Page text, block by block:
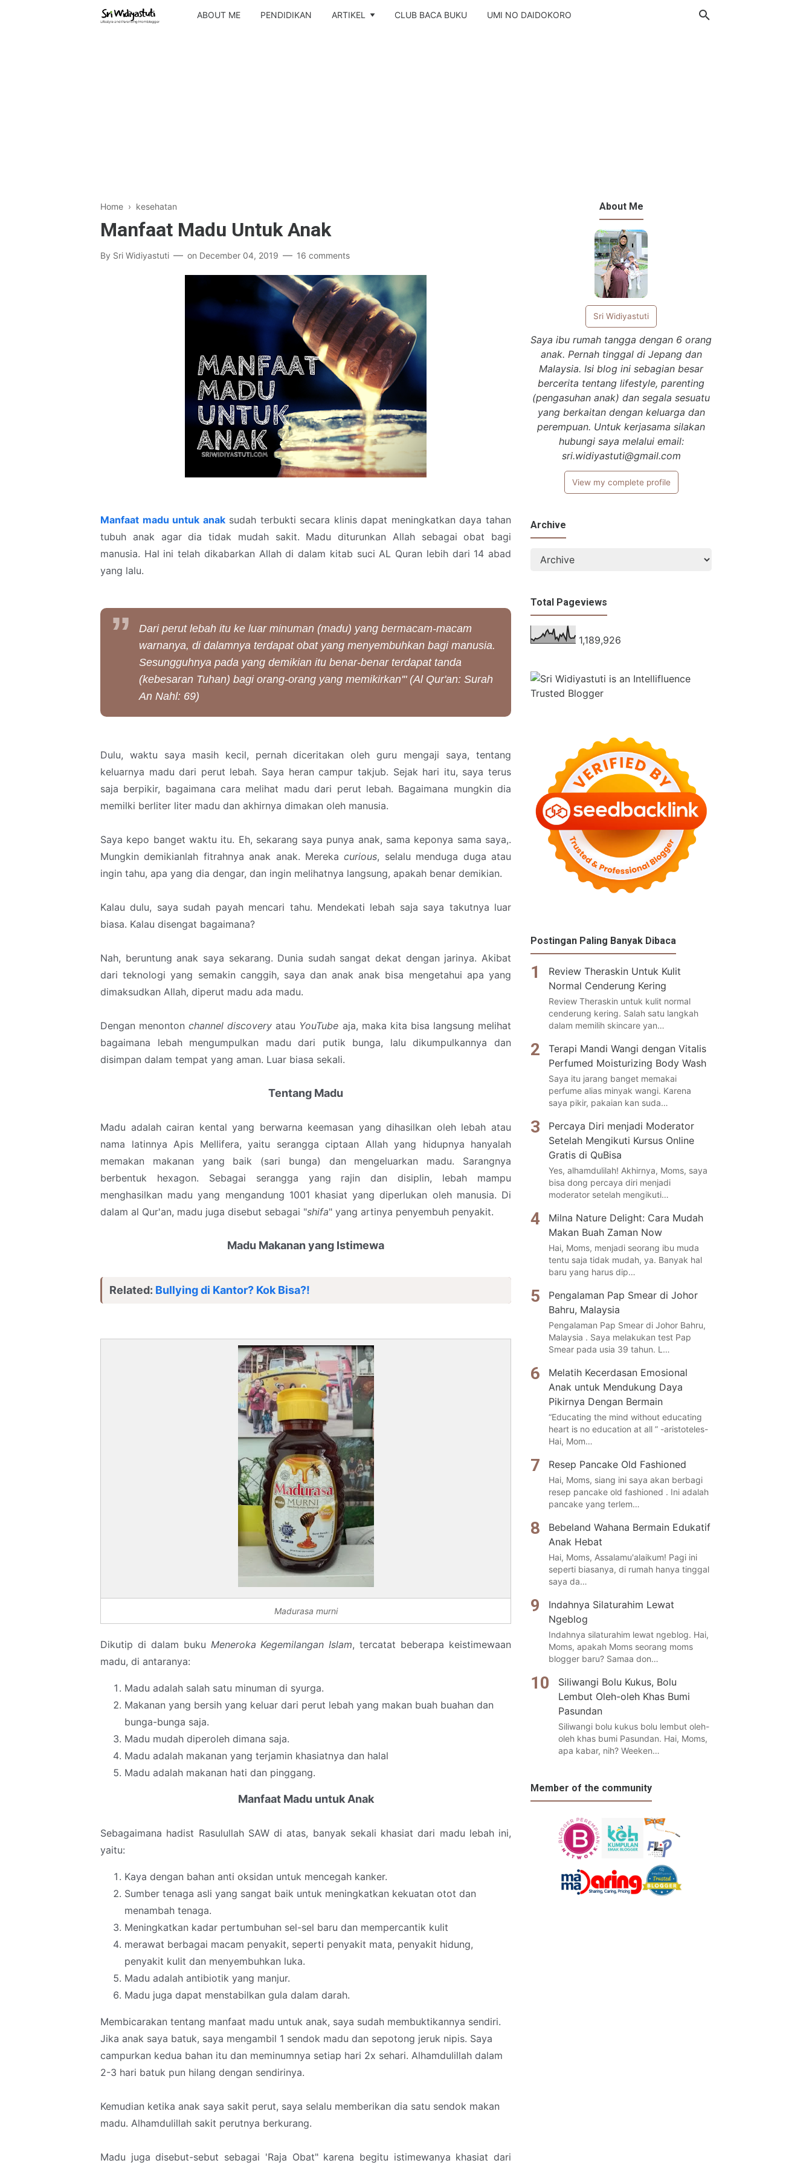
ABOUT ME PENDIDIKAN ARTIKEL CLUB BACA BUKU UMI NO DAIDOKORO
Home › kesehatan
Manfaat Madu Untuk Anak
By Sri Widiyastuti on December 04, 2019 16 comments
Manfaat madu untuk anaksudah terbukti secara klinis dapat meningkatkan daya tahan
tubuh anak agar dia tidak mudah sakit. Madu diturunkan Allah sebagai obat bagi
manusia. Hal ini telah dikabarkan Allah di dalam kitab suci AL Quran lebih dari 14 abad
yang lalu.
Dari perut lebah itu ke luar minuman (madu) yang bermacam-macam
warnanya, di dalamnya terdapat obat yang menyembuhkan bagi manusia.
Sesungguhnya pada yang demikian itu benar-benar terdapat tanda
(kebesaran Tuhan) bagi orang-orang yang memikirkan'" (Al Qur'an: Surah
An Nahl: 69)
Dulu, waktu saya masih kecil, pernah diceritakan oleh guru mengaji saya, tentang
keluarnya madu dari perut lebah. Saya heran campur takjub. Sejak hari itu, saya terus
saja berpikir, bagaimana cara melihat madu dari perut lebah. Bagaimana mungkin dia
memilki berliter liter madu dan akhirnya dimakan oleh manusia.
Saya kepo banget waktu itu. Eh, sekarang saya punya anak, sama keponya sama saya,.
Mungkin demikianlah fitrahnya anak anak. Merekacurious, selalu menduga duga atau
ingin tahu, apa yang dia dengar, dan ingin melihatnya langsung, apakah benar demikian.
Kalau dulu, saya sudah payah mencari tahu. Mendekati lebah saja saya takutnya luar
biasa. Kalau disengat bagaimana?
Nah, beruntung anak saya sekarang. Dunia sudah sangat dekat dengan jarinya. Akibat
dari teknologi yang semakin canggih, saya dan anak anak bisa mengetahui apa yang
dimaksudkan Allah, diperut madu ada madu.
Dengan menontonchannel discovery atau YouTube aja, maka kita bisa langsung melihat
bagaimana lebah mengumpulkan madu dari putik bunga, lalu dikumpulkannya dan
disimpan dalam tempat yang aman. Luar biasa sekali.
Tentang Madu
Madu adalah cairan kental yang berwarna keemasan yang dihasilkan oleh lebah atau
nama latinnya Apis Mellifera, yaitu serangga ciptaan Allah yang hidupnya hanyalah
memakan makanan yang baik (sari bunga) dan mengeluarkan madu. Sarangnya
berbentuk hexagon. Sebagai serangga yang rajin dan disiplin, lebah mampu
menghasilkan madu yang mengandung 1001 khasiat yang diperlukan oleh manusia. Di
dalam al Qur'an, madu juga disebut sebagai "shifa" yang artinya penyembuh penyakit.
Madu Makanan yang Istimewa
Related: Bullying di Kantor? Kok Bisa?!
Madurasa murni
Dikutip di dalam buku Meneroka Kegemilangan Islam, tercatat beberapa keistimewaan
madu, di antaranya:
Madu adalah salah satu minuman di syurga.
Makanan yang bersih yang keluar dari perut lebah yang makan buah buahan dan
bunga-bunga saja.
Madu mudah diperoleh dimana saja.
Madu adalah makanan yang terjamin khasiatnya dan halal
Madu adalah makanan hati dan pinggang.
Manfaat Madu untuk Anak
Sebagaimana hadist Rasulullah SAW di atas, banyak sekali khasiat dari madu lebah ini,
yaitu:
Kaya dengan bahan anti oksidan untuk mencegah kanker.
Sumber tenaga asli yang sangat baik untuk meningkatkan kekuatan otot dan
menambah tenaga.
Meningkatkan kadar pertumbuhan sel-sel baru dan mempercantik kulit
merawat berbagai macam penyakit, seperti penyakit mata, penyakit hidung,
penyakit kulit dan menyembuhkan luka.
Madu adalah antibiotik yang manjur.
Madu juga dapat menstabilkan gula dalam darah.
Membicarakan tentang manfaat madu untuk anak, saya sudah membuktikannya sendiri.
Jika anak saya batuk, saya mengambil 1 sendok madu dan sepotong jeruk nipis. Saya
campurkan kedua bahan itu dan meminumnya setiap hari 2x sehari. Alhamdulillah dalam
2-3 hari batuk pun hilang dengan sendirinya.
Kemudian ketika anak saya sakit perut, saya selalu memberikan dia satu sendok makan
madu. Alhamdulillah sakit perutnya berkurang.
Madu juga disebut-sebut sebagai 'Raja Obat" karena begitu istimewanya khasiat dari
About Me
Sri Widiyastuti
Saya ibu rumah tangga dengan 6 orang
anak. Pernah tinggal di Jepang dan
Malaysia. Isi blog ini sebagian besar
bercerita tentang lifestyle, parenting
(pengasuhan anak) dan segala sesuatu
yang berkaitan dengan keluarga dan
perempuan. Untuk kerjasama silakan
hubungi saya melalui email:
sri.widiyastuti@gmail.com
View my complete profile
Archive
Total Pageviews
1,189,926
Postingan Paling Banyak Dibaca
Review Theraskin Untuk Kulit
Normal Cenderung Kering
Review Theraskin untuk kulit normal
cenderung kering. Salah satu langkah
dalam memilih skincare yan…
Terapi Mandi Wangi dengan Vitalis
Perfumed Moisturizing Body Wash
Saya itu jarang banget memakai
perfume alias minyak wangi. Karena
saya pikir, pakaian kan suda…
Percaya Diri menjadi Moderator
Setelah Mengikuti Kursus Online
Gratis di QuBisa
Yes, alhamdulilah! Akhirnya, Moms, saya
bisa dong percaya diri menjadi
moderator setelah mengikuti…
Milna Nature Delight: Cara Mudah
Makan Buah Zaman Now
Hai, Moms, menjadi seorang ibu muda
tentu saja tidak mudah, ya. Banyak hal
baru yang harus dip…
Pengalaman Pap Smear di Johor
Bahru, Malaysia
Pengalaman Pap Smear di Johor Bahru,
Malaysia . Saya melakukan test Pap
Smear pada usia 39 tahun. L…
Melatih Kecerdasan Emosional
Anak untuk Mendukung Daya
Pikirnya Dengan Bermain
“Educating the mind without educating
heart is no education at all ” -aristoteles-
Hai, Mom…
Resep Pancake Old Fashioned
Hai, Moms, siang ini saya akan berbagi
resep pancake old fashioned . Ini adalah
pancake yang terlem…
Bebeland Wahana Bermain Edukatif
Anak Hebat
Hai, Moms, Assalamu'alaikum! Pagi ini
seperti biasanya, di rumah hanya tinggal
saya da…
Indahnya Silaturahim Lewat
Ngeblog
Indahnya silaturahim lewat ngeblog. Hai,
Moms, apakah Moms seorang moms
blogger baru? Samaa don…
Siliwangi Bolu Kukus, Bolu
Lembut Oleh-oleh Khas Bumi
Pasundan
Siliwangi bolu kukus bolu lembut oleh-
oleh khas bumi Pasundan. Hai, Moms,
apa kabar, nih? Weeken…
Member of the community